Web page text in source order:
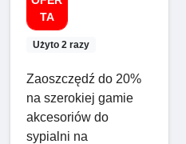
TA
Użyto 2 razy
Zaoszczędź do 20%
na szerokiej gamie
akcesoriów do
sypialni na